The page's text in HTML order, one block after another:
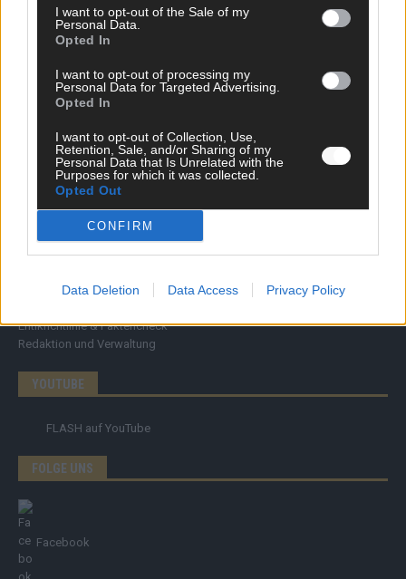
I want to opt-out of the Sale of my
Personal Data.
Opted In
I want to opt-out of processing my
Personal Data for Targeted Advertising.
Opted In
I want to opt-out of Collection, Use,
Retention, Sale, and/or Sharing of my
Personal Data that Is Unrelated with the
Purposes for which it was collected.
Opted Out
CONFIRM
Data Deletion Data Access Privacy Policy
Politik & Co
Money Matters
Brainpower
Specials
Streams & Storys
Eurovision
FLASH – DAS VIDEOPORTAL
Ehtikrichtlinie & Faktencheck
Redaktion und Verwaltung
YOUTUBE
FLASH auf YouTube
FOLGE UNS
Facebook